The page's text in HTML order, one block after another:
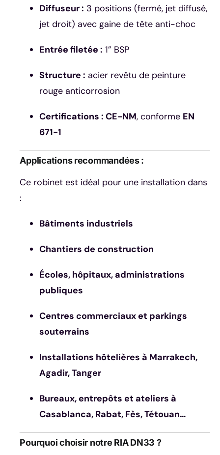
Diffuseur : 3 positions (fermé, jet diffusé,
jet droit) avec gaine de tête anti-choc
Entrée filetée : 1” BSP
Structure : acier revêtu de peinture
rouge anticorrosion
Certifications : CE-NM, conforme EN
671-1
Applications recommandées :
Ce robinet est idéal pour une installation dans
:
Bâtiments industriels
Chantiers de construction
Écoles, hôpitaux, administrations
publiques
Centres commerciaux et parkings
souterrains
Installations hôtelières à Marrakech,
Agadir, Tanger
Bureaux, entrepôts et ateliers à
Casablanca, Rabat, Fès, Tétouan…
Pourquoi choisir notre RIA DN33 ?